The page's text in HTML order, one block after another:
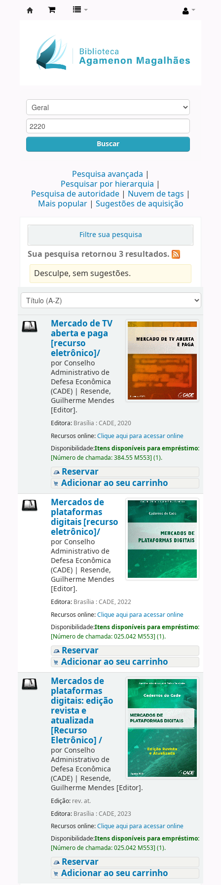
Agamenon
Magalhães
Buscar
Pesquisa avançada
Pesquisar por hierarquia
Pesquisa de autoridade
Nuvem de tags
Mais popular
Sugestões de aquisição
Filtre sua pesquisa
Sua pesquisa retornou 3 resultados.
Desculpe, sem sugestões.
Mercado de TV
aberta e paga
[recurso
eletrônico]/
por Conselho
Administrativo de
Defesa Econômica
(CADE)| Resende,
Guilherme Mendes
[Editor].
Editora: Brasília : CADE, 2020
Recursos online:Clique aqui para acessar online
Disponibilidade:Itens disponíveis para empréstimo:
[Número de chamada:384.55 M553] (1).
Reservar
Adicionar ao seu carrinho
Mercados de
plataformas
digitais [recurso
eletrônico]/
por Conselho
Administrativo de
Defesa Econômica
(CADE)| Resende,
Guilherme Mendes
[Editor].
Editora: Brasília : CADE, 2022
Recursos online:Clique aqui para acessar online
Disponibilidade:Itens disponíveis para empréstimo:
[Número de chamada:025.042 M553] (1).
Reservar
Adicionar ao seu carrinho
Mercados de
plataformas
digitais: edição
revista e
atualizada
[Recurso
Eletrônico] /
por Conselho
Administrativo de
Defesa Econômica
(CADE)| Resende,
Guilherme Mendes [Editor].
Edição: rev. at.
Editora: Brasília : CADE, 2023
Recursos online:Clique aqui para acessar online
Disponibilidade:Itens disponíveis para empréstimo:
[Número de chamada:025.042 M553] (1).
Reservar
Adicionar ao seu carrinho